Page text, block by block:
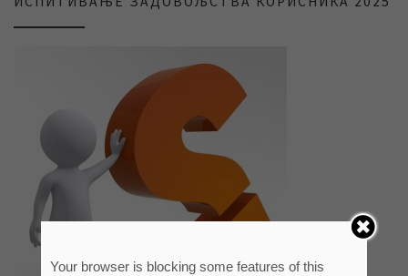
Your browser is blocking some features of this